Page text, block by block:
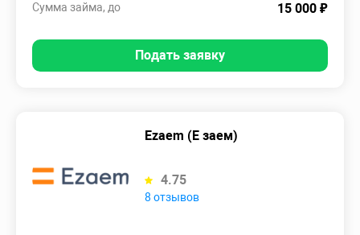
15 000 ₽
Сумма займа, до
Подать заявку
Ezaem (Е заем)
4.75
8 отзывов